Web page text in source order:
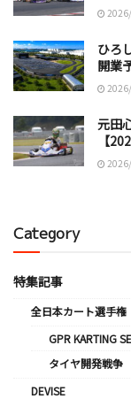
ひろ
開業
元田
【
Category
特集記事
全日本カート選手権
GPR KARTING
タイヤ開発戦争
DEVISE